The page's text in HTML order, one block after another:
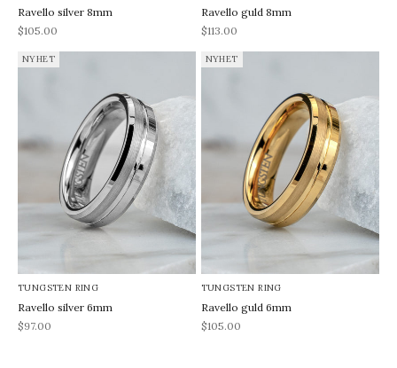
Ravello silver 8mm
REA-pris
$105.00
Ravello guld 8mm
REA-pris
$113.00
NYHET
TUNGSTEN RING
Ravello silver 6mm
REA-pris
$97.00
NYHET
TUNGSTEN RING
Ravello guld 6mm
REA-pris
$105.00